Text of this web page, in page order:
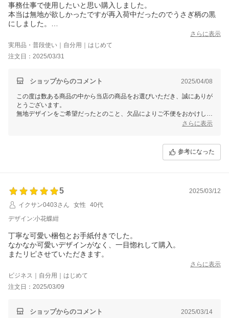
事務仕事で使用したいと思い購入しました。
本当は無地が欲しかったですが再入荷中だったのでうさぎ柄の黒
にしました。
でも可愛いししっかりしていて気に入って使ってます。確かに口
コミでもあったとおり腕のゴムがしっかりしていてきつめかなと
思いますがそんなに気になりません。また購入したいです。
さらに表示
実用品・普段使い｜自分用｜はじめて
注文日：2025/03/31
ショップからのコメント 2025/04/08
この度は数ある商品の中から当店の商品をお選びいただき、誠にありが
とうございます。
無地デザインをご希望だったとのこと、欠品によりご不便をおかけして
しまい申し訳ございませんでした。無地デザインは4月初めに再入荷
うさぎ柄を気に入ってご使用いただけているとのこと、大変嬉しく思い
さらに表示
参考になった
5
2025/03/12
イクサン0403さん
女性
40代
デザイン:小花蝶紺
丁寧な可愛い梱包とお手紙付きでした。
なかなか可愛いデザインがなく、一目惚れして購入。
またリピさせていただきます。
さらに表示
ビジネス｜自分用｜はじめて
注文日：2025/03/09
ショップからのコメント 2025/03/14